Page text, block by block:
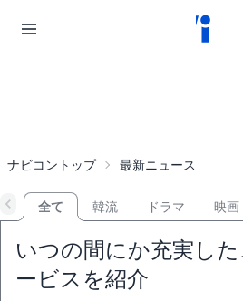
ナビコントップ 最新ニュース
全て 韓流 ドラマ 映画
いつの間にか充実し
ービスを紹介